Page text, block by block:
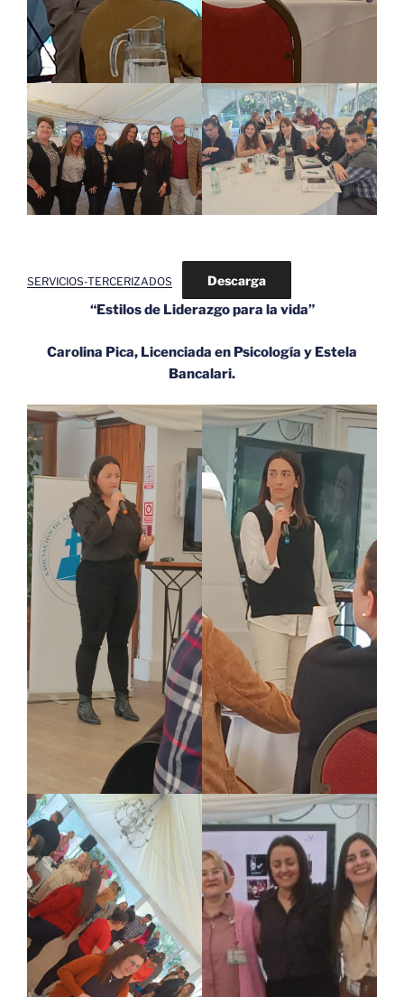
SERVICIOS-TERCERIZADOS Descarga
“Estilos de Liderazgo para la vida”
Carolina Pica, Licenciada en Psicología y Estela
Bancalari.